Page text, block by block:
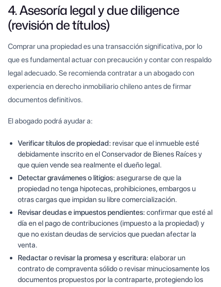
4. Asesoría legal y due diligence
(revisión de títulos)
Comprar una propiedad es una transacción significativa, por lo
que es fundamental actuar con precaución y contar con respaldo
legal adecuado. Se recomienda contratar a un abogado con
experiencia en derecho inmobiliario chileno antes de firmar
documentos definitivos.
El abogado podrá ayudar a:
Verificar títulos de propiedad: revisar que el inmueble esté
debidamente inscrito en el Conservador de Bienes Raíces y
que quien vende sea realmente el dueño legal.
Detectar gravámenes o litigios: asegurarse de que la
propiedad no tenga hipotecas, prohibiciones, embargos u
otras cargas que impidan su libre comercialización.
Revisar deudas e impuestos pendientes: confirmar que esté al
día en el pago de contribuciones (impuesto a la propiedad) y
que no existan deudas de servicios que puedan afectar la
venta.
Redactar o revisar la promesa y escritura: elaborar un
contrato de compraventa sólido o revisar minuciosamente los
documentos propuestos por la contraparte, protegiendo los